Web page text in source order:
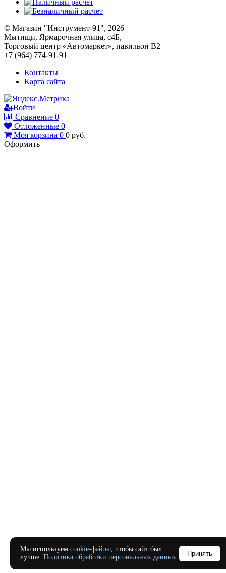
© Магазин "Инструмент-91", 2026
Мытищи, Ярмарочная улица, с4Б,
Торговый центр «Автомаркет», павильон В2
+7 (964) 774-91-91
Контакты
Карта сайта
Войти
Сравнение 0
Отложенные 0
Моя корзина 0 0 руб.
Оформить
Мы используем cookie-файлы, чтобы сайт был
лучше. Политика обработки персональных данных Принять